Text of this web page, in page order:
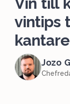
vintips
Jozo